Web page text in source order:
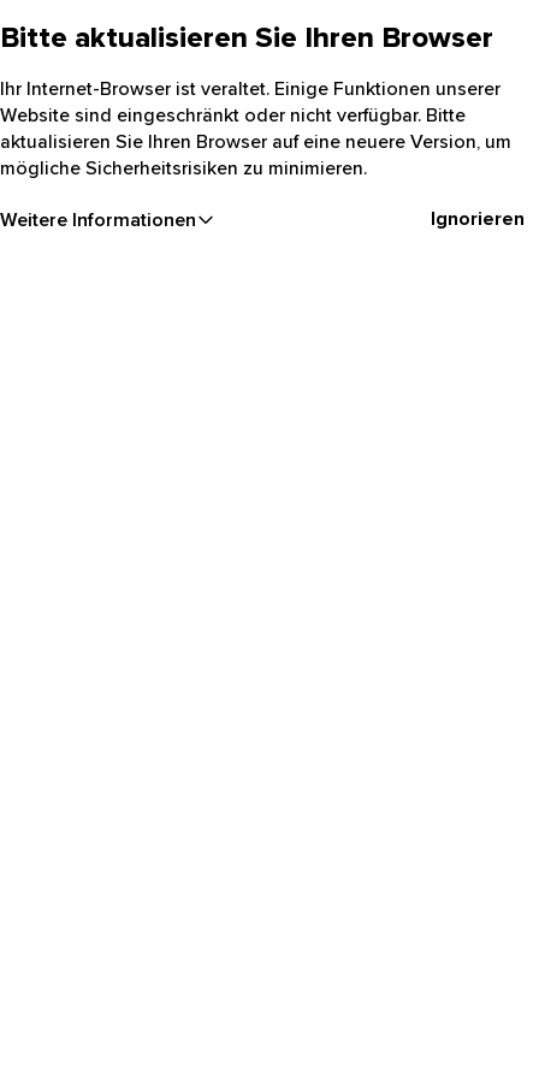
Bitte aktualisieren Sie Ihren Browser
Ihr Internet-Browser ist veraltet. Einige Funktionen unserer
Website sind eingeschränkt oder nicht verfügbar. Bitte
aktualisieren Sie Ihren Browser auf eine neuere Version, um
mögliche Sicherheitsrisiken zu minimieren.
Weitere Informationen Ignorieren